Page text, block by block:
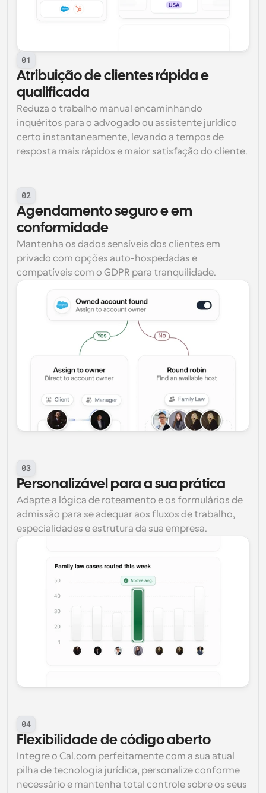
01
Atribuição de clientes rápida e
qualificada
Reduza o trabalho manual encaminhando
inquéritos para o advogado ou assistente jurídico
certo instantaneamente, levando a tempos de
resposta mais rápidos e maior satisfação do cliente.
02
Agendamento seguro e em
conformidade
Mantenha os dados sensíveis dos clientes em
privado com opções auto-hospedadas e
compatíveis com o GDPR para tranquilidade.
03
Personalizável para a sua prática
Adapte a lógica de roteamento e os formulários de
admissão para se adequar aos fluxos de trabalho,
especialidades e estrutura da sua empresa.
04
Flexibilidade de código aberto
Integre o Cal.com perfeitamente com a sua atual
pilha de tecnologia jurídica, personalize conforme
necessário e mantenha total controle sobre os seus